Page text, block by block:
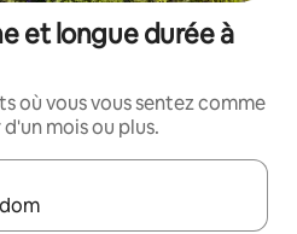
et longue durée à
où vous vous sentez comme
mois ou plus.
utilisez les flèches vers le